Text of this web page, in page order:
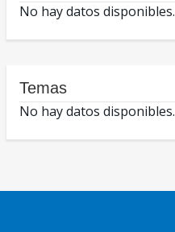
No hay datos disponibles.
Temas
No hay datos disponibles.